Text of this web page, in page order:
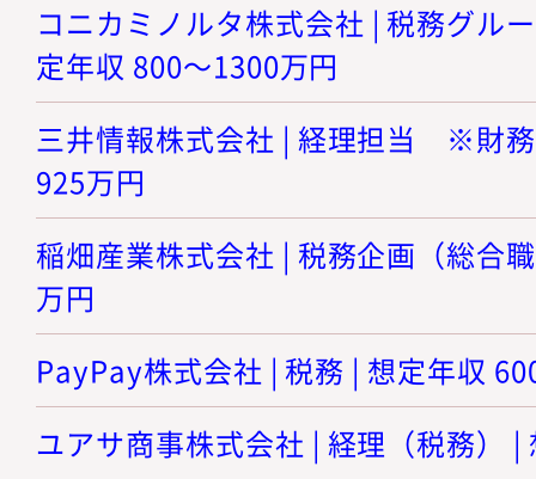
コニカミノルタ株式会社 | 税務グル
定年収 800～1300万円
三井情報株式会社 | 経理担当 ※財
925万円
稲畑産業株式会社 | 税務企画（総合
万円
PayPay株式会社 | 税務 | 想定年収
ユアサ商事株式会社 | 経理（税務）